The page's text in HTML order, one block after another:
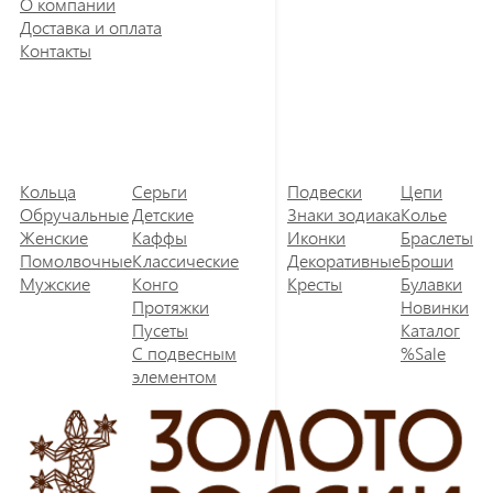
Доставка и оплата
Контакты
Кольца
Обручальные
Женские
Помолвочные
Мужские
Серьги
Детские
Каффы
Классические
Конго
Протяжки
Пусеты
С подвесным
элементом
Подвески
Знаки зодиака
Иконки
Декоративные
Кресты
Цепи
Колье
Браслеты
Броши
Булавки
Новинки
Каталог
%Sale